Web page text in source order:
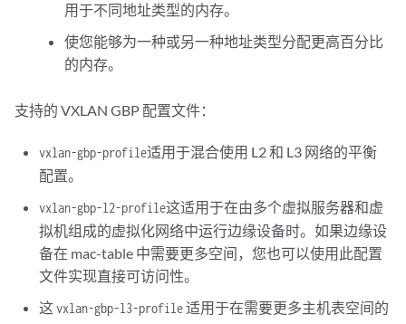
用于不同地址类型的内存。
使您能够为一种或另一种地址类型分配更高百分比
的内存。
支持的 VXLAN GBP 配置文件：
vxlan-gbp-profile适用于混合使用 L2 和 L3 网络的平衡
配置。
vxlan-gbp-l2-profile这适用于在由多个虚拟服务器和虚
拟机组成的虚拟化网络中运行边缘设备时。如果边缘设
备在 mac-table 中需要更多空间，您也可以使用此配置
文件实现直接可访问性。
这vxlan-gbp-l3-profile适用于在需要更多主机表空间的